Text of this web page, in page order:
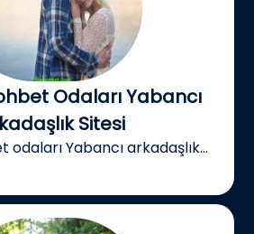
Odaları Yabancı
Sitesi
odaları Yabancı arkadaşlık...